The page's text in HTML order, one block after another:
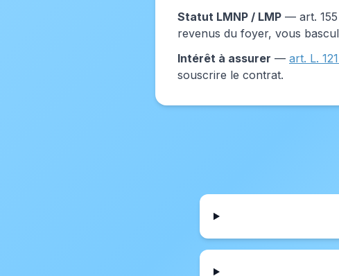
Statut LMNP / LMP — art. 155
revenus du foyer, vous
Intérêt à assurer — art. L.
souscrire le contrat.